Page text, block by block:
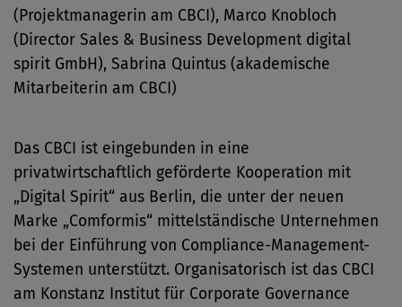
(Projektmanagerin am CBCI), Marco Knobloch
(Director Sales & Business Development digital
spirit GmbH), Sabrina Quintus (akademische
Mitarbeiterin am CBCI)
Das CBCI ist eingebunden in eine
privatwirtschaftlich geförderte Kooperation mit
„Digital Spirit“ aus Berlin, die unter der neuen
Marke „Comformis“ mittelständische Unternehmen
bei der Einführung von Compliance-Management-
Systemen unterstützt. Organisatorisch ist das CBCI
am Konstanz Institut für Corporate Governance